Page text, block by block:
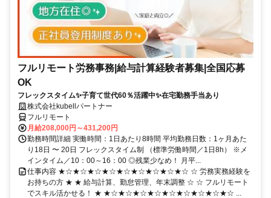
フルリモート労務事務|給与計算経験者募集|全国応募
OK
フレックスタイム✨子育て世代60％活躍中✨在宅勤務手当あり
株式会社kubellパートナー
フルリモート
月給208,000円～431,200円
勤務時間詳細 実働時間：1日あたり8時間 平均勤務日数：1ヶ月あた
り18日 〜 20日 フレックスタイム制 （標準労働時間／1日8h） ※メ
インタイム／10：00～16：00 ◎残業少なめ！ 月平...
仕事内容 ★☆★☆★☆★☆★☆★☆★☆★☆★☆ ☆ 労務実務経験を
お持ちの方 ★ ★ 給与計算、勤怠管理、年末調整 ☆ ☆ フルリモート
でスキル活かせる！ ★ ★☆★☆★☆★☆★☆★☆★☆★☆★☆ ...